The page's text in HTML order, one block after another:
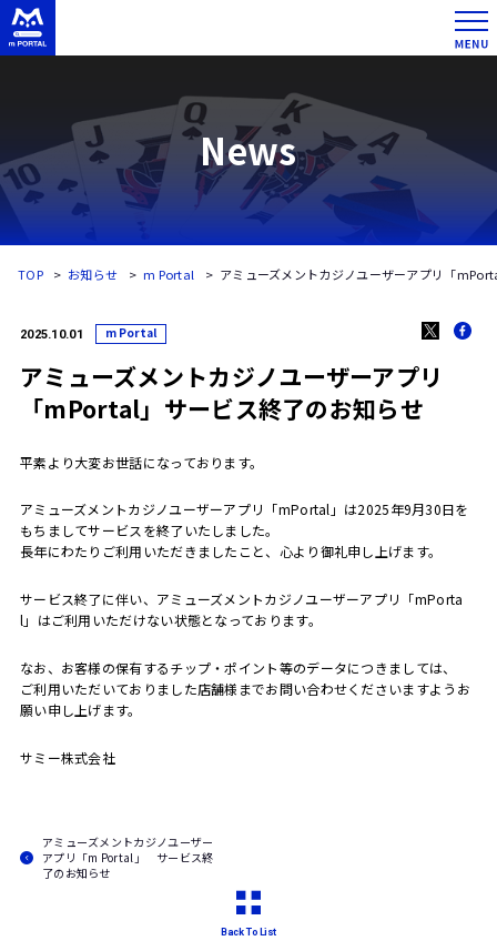
News
TOP お知らせ m Portal アミューズメントカジノユーザーアプリ「
2025.10.01 m Portal
アミューズメントカジノユーザーアプリ
「mPortal」サービス終了のお知らせ
平素より大変お世話になっております。
アミューズメントカジノユーザーアプリ「mPortal」は2025年9月30日を
もちましてサービスを終了いたしました。
長年にわたりご利用いただきましたこと、心より御礼申し上げます。
サービス終了に伴い、アミューズメントカジノユーザーアプリ「mPorta
l」はご利用いただけない状態となっております。
なお、お客様の保有するチップ・ポイント等のデータにつきましては、
ご利用いただいておりました店舗様までお問い合わせくださいますようお
願い申し上げます。
サミー株式会社
アミューズメントカジノユーザー
アプリ「m Portal」 サービス終
了のお知らせ
Back To List